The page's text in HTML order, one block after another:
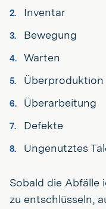
Inventar
Bewegung
Warten
Überproduktion
Überarbeitung
Defekte
Ungenutztes
Sobald die Abfälle
zu entschlüsseln,